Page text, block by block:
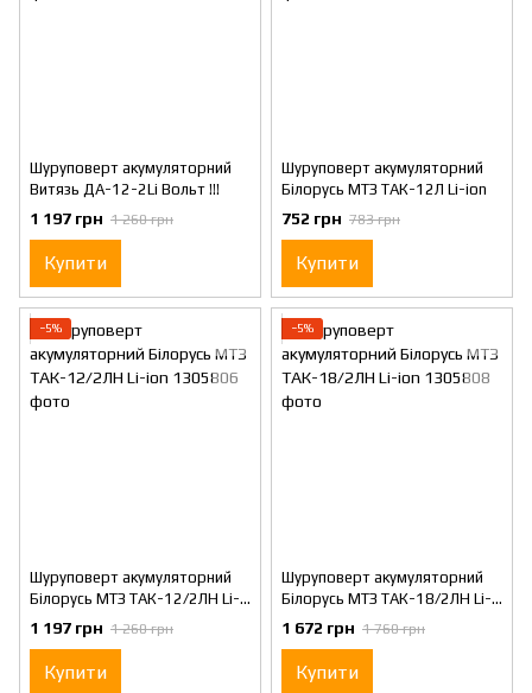
Шуруповерт акумуляторний
Витязь ДА-12-2Li Вольт !!!
1 197 грн 1 260 грн
Купити
Шуруповерт акумуляторний
Білорусь МТЗ ТАК-12Л Li-ion
752 грн 783 грн
Купити
−5%
Шуруповерт акумуляторний
Білорусь МТЗ ТАК-12/2ЛН Li-
ion
1 197 грн 1 260 грн
Купити
−5%
Шуруповерт акумуляторний
Білорусь МТЗ ТАК-18/2ЛН Li-
ion
1 672 грн 1 760 грн
Купити